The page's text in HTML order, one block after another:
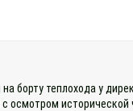
борту теплохода у